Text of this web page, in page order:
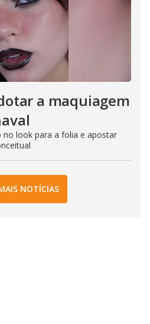
a maquiagem
look para a folia e apostar
NOTÍCIAS